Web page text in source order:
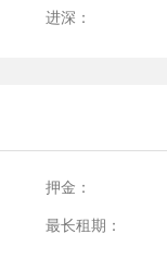
进深：
押金：
最长租期：